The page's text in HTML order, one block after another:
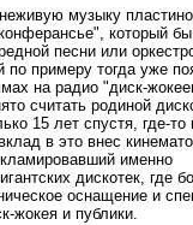
музыку
который
песни или
по примеру тогда уже
на радио "диск-
считать родиной
15 лет спустя, где-то
в это внес
именно
дискотек, где
оснащение и
жокея и публики.